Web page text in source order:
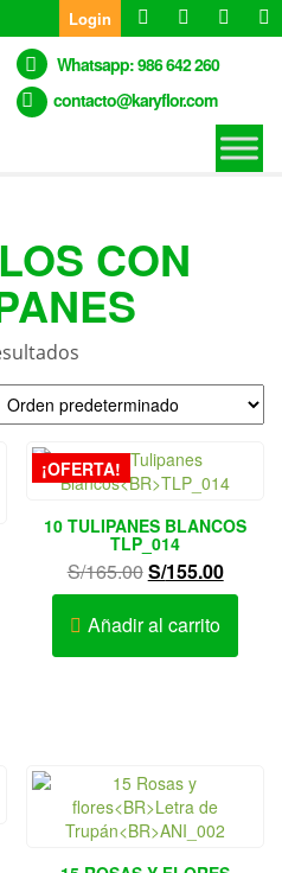
Login
Whatsapp: 986 642 260
contacto@karyflor.com
CON
¡OFERTA!
10 TULIPANES BLANCOS
TLP_014
S/165.00El
precio
original
S/155.00El
precio
Añadir al carrito